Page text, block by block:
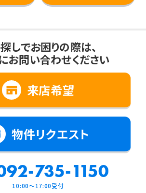
しでお困りの際は、
お問い合わせください
来店希望
物件リクエスト
735-1150
10:00～17:00受付